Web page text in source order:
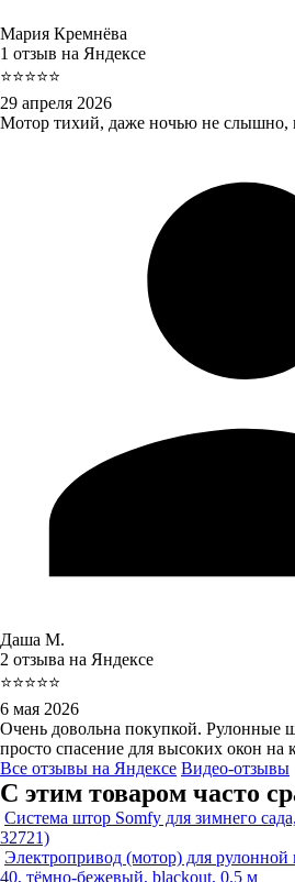
Мария Кремнёва
1 отзыв на Яндексе
⭐⭐⭐⭐⭐
29 апреля 2026
Мотор тихий, даже ночью не слышно,
Даша М.
2 отзыва на Яндексе
⭐⭐⭐⭐⭐
6 мая 2026
Очень довольна покупкой. Рулонные
просто спасение для высоких окон на
Все отзывы на Яндексе Видео-отзывы
С этим товаром часто
Система штор Somfy для зимнего
32721)
Электропривод (мотор) для
40, тёмно-бежевый, blackout, 0.5 м